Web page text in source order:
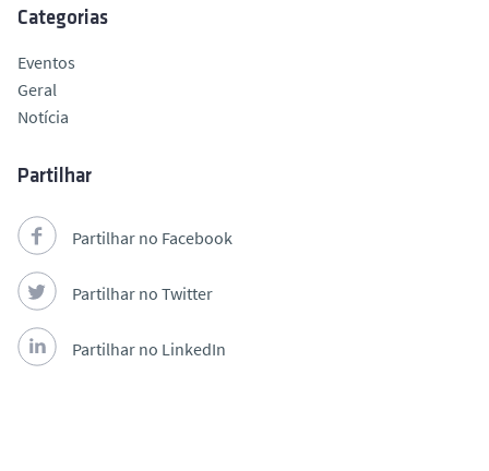
Categorias
Eventos
Geral
Notícia
Partilhar
Partilhar no Facebook
Partilhar no Twitter
Partilhar no LinkedIn